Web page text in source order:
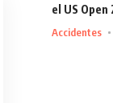
el US Open
Accidentes